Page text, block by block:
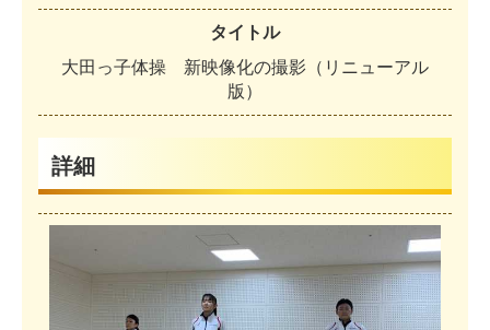
タイトル
大田 っ子体操 新映像化の撮影 （ リ ニ ュ ーアル
版 ）
詳細